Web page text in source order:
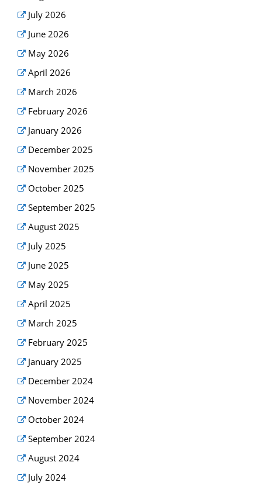
July 2026
June 2026
May 2026
April 2026
March 2026
February 2026
January 2026
December 2025
November 2025
October 2025
September 2025
August 2025
July 2025
June 2025
May 2025
April 2025
March 2025
February 2025
January 2025
December 2024
November 2024
October 2024
September 2024
August 2024
July 2024